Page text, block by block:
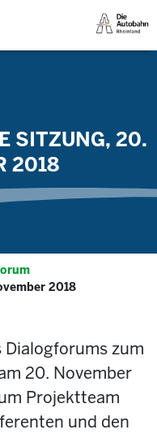
SITZUNG, 20.
2018
2018
zum
20. November
Projektteam
und den